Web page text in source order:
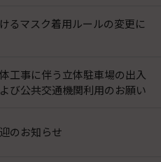
るマスク着用ルールの変更に
工事に伴う立体駐車場の出入
び公共交通機関利用のお願い
のお知らせ